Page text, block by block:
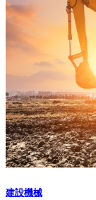
建設機械